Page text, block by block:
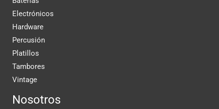
Electrónicos
Hardware
Percusión
Platillos
Tambores
Vintage
Nosotros